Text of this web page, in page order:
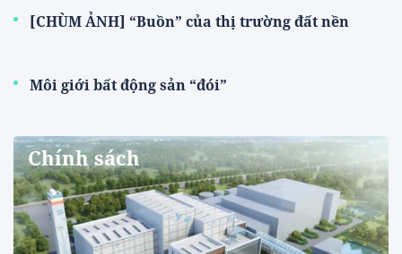
[CHÙM ẢNH] “Buồn” của thị trường đất nền
Môi giới bất động sản “đói”
Chính sách